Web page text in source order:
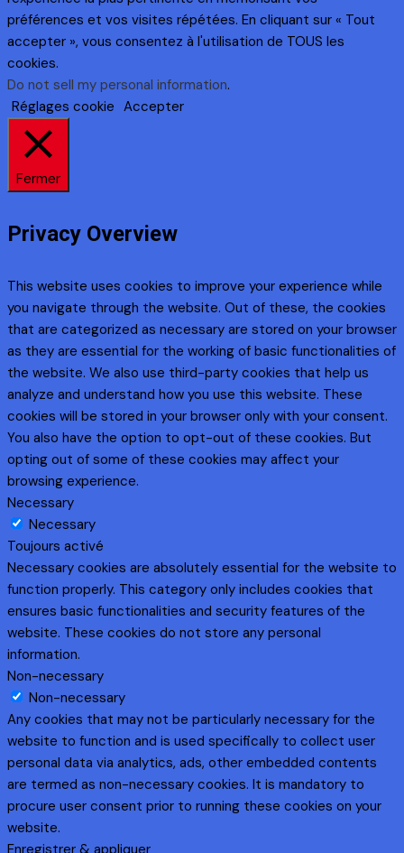
préférences et vos visites répétées. En cliquant sur « Tout
accepter », vous consentez à l'utilisation de TOUS les
cookies.
Do not sell my personal information.
Réglages cookie Accepter
Fermer
Privacy Overview
This website uses cookies to improve your experience while
you navigate through the website. Out of these, the cookies
that are categorized as necessary are stored on your browser
as they are essential for the working of basic functionalities of
the website. We also use third-party cookies that help us
analyze and understand how you use this website. These
cookies will be stored in your browser only with your consent.
You also have the option to opt-out of these cookies. But
opting out of some of these cookies may affect your
browsing experience.
Necessary
Necessary
Toujours activé
Necessary cookies are absolutely essential for the website to
function properly. This category only includes cookies that
ensures basic functionalities and security features of the
website. These cookies do not store any personal
information.
Non-necessary
Non-necessary
Any cookies that may not be particularly necessary for the
website to function and is used specifically to collect user
personal data via analytics, ads, other embedded contents
are termed as non-necessary cookies. It is mandatory to
procure user consent prior to running these cookies on your
website.